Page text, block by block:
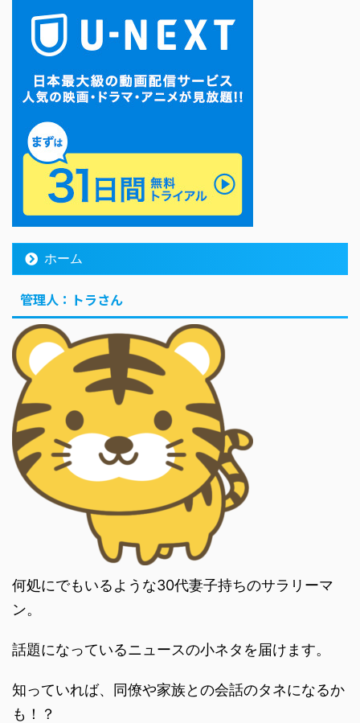
ホーム
管理人：トラさん
何処にでもいるような30代妻子持ちのサラリーマ
ン。
話題になっているニュースの小ネタを届けます。
知っていれば、同僚や家族との会話のタネになるか
も！？